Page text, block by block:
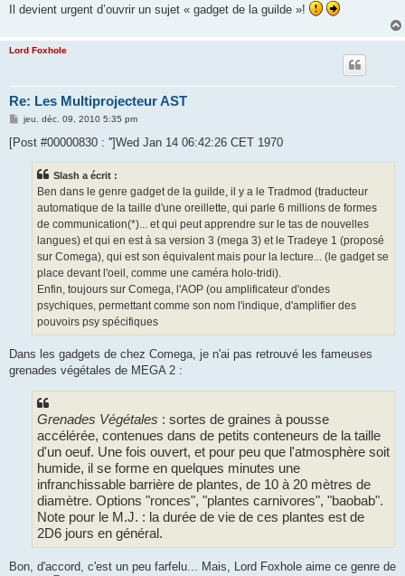
g
e
Il devient urgent d’ouvrir un sujet « gadget de la guilde »!
Lord Foxhole
Re: Les Multiprojecteur AST
M
s
jeu. déc. 09, 2010 5:35 pm
[Post #00000830 : '']Wed Jan 14 06:42:26 CET 1970
Slash a écrit :
Ben dans le genre gadget de la guilde, il y a le Tradmod (traducteur
automatique de la taille d'une oreillette, qui parle 6 millions de formes
de communication(*)... et qui peut apprendre sur le tas de nouvelles
langues) et qui en est à sa version 3 (mega 3) et le Tradeye 1 (proposé
sur Comega), qui est son équivalent mais pour la lecture... (le gadget se
place devant l'oeil, comme une caméra holo-tridi).
Enfin, toujours sur Comega, l'AOP (ou amplificateur d'ondes
psychiques, permettant comme son nom l'indique, d'amplifier des
pouvoirs psy spécifiques
Dans les gadgets de chez Comega, je n'ai pas retrouvé les fameuses
grenades végétales de MEGA 2 :
Grenades Végétales : sortes de graines à pousse
accélérée, contenues dans de petits conteneurs de la taille
d'un oeuf. Une fois ouvert, et pour peu que l'atmosphère soit
humide, il se forme en quelques minutes une
infranchissable barrière de plantes, de 10 à 20 mètres de
diamètre. Options "ronces", "plantes carnivores", "baobab".
Note pour le M.J. : la durée de vie de ces plantes est de
2D6 jours en général.
Bon, d'accord, c'est un peu farfelu... Mais, Lord Foxhole aime ce genre de